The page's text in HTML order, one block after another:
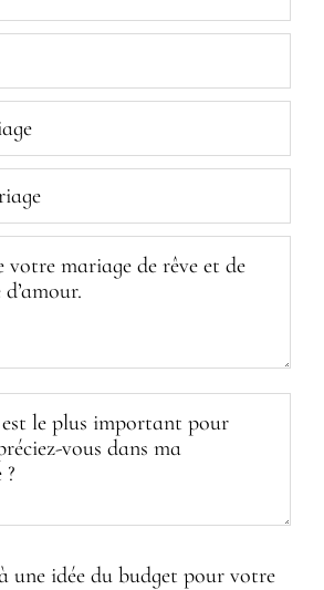
une idée du budget pour votre